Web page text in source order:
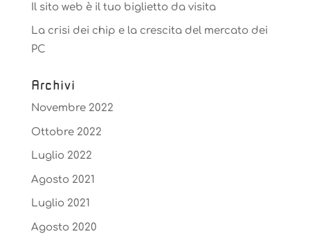
Il sito web è il tuo biglietto da visita
La crisi dei chip e la crescita del mercato dei
PC
Archivi
Novembre 2022
Ottobre 2022
Luglio 2022
Agosto 2021
Luglio 2021
Agosto 2020